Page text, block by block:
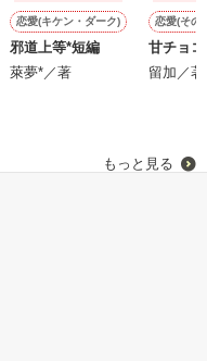
素材です。
。
した〜良かったら読ん
恋愛(キケン・ダーク)
邪道上等*短編
萊夢*／著
恋愛(その
甘チョコ
留加／著
もっと見る